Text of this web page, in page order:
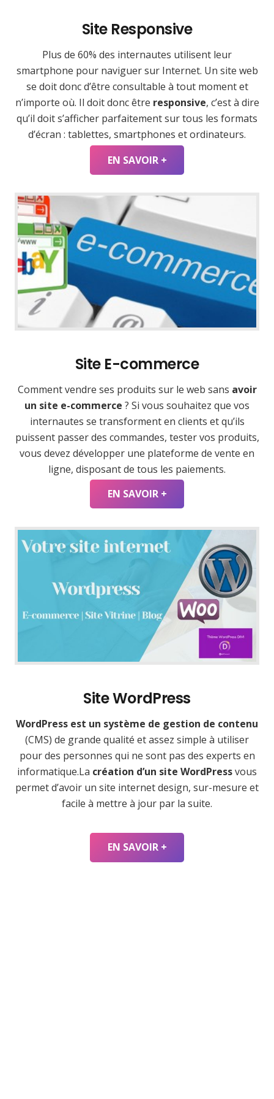
Site Responsive
Plus de 60% des internautes utilisent leur
smartphone pour naviguer sur Internet. Un site web
se doit donc d’être consultable à tout moment et
n’importe où. Il doit donc être responsive, c’est à dire
qu’il doit s’afficher parfaitement sur tous les formats
d’écran : tablettes, smartphones et ordinateurs.
EN SAVOIR +
Site E-commerce
Comment vendre ses produits sur le web sans avoir
un site e-commerce ? Si vous souhaitez que vos
internautes se transforment en clients et qu’ils
puissent passer des commandes, tester vos produits,
vous devez développer une plateforme de vente en
ligne, disposant de tous les paiements.
EN SAVOIR +
Site WordPress
WordPress est un système de gestion de contenu
(CMS) de grande qualité et assez simple à utiliser
pour des personnes qui ne sont pas des experts en
informatique.La création d’un site WordPressvous
permet d’avoir un site internet design, sur-mesure et
facile à mettre à jour par la suite.
EN SAVOIR +